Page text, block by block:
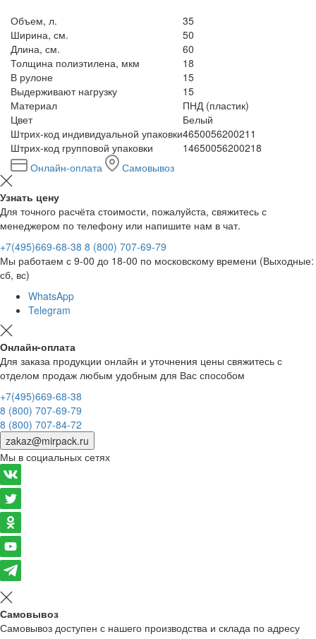
Объем, л.
35
Ширина, см.
50
Длина, см.
60
Толщина полиэтилена, мкм
18
В рулоне
15
Выдерживают нагрузку
15
Материал
ПНД (пластик)
Цвет
Белый
Штрих-код индивидуальной упаковки4650056200211
Штрих-код групповой упаковки
14650056200218
Онлайн-оплата
Самовывоз
Узнать цену
Для точного расчёта стоимости, пожалуйста, свяжитесь с
менеджером по телефону или напишите нам в чат.
+7(495)669-68-38 8 (800) 707-69-79
Мы работаем с 9-00 до 18-00 по московскому времени (Выходные:
сб, вс)
WhatsApp
Telegram
Онлайн-оплата
Для заказа продукции онлайн и уточнения цены свяжитесь с
отделом продаж любым удобным для Вас способом
+7(495)669-68-38
8 (800) 707-69-79
8 (800) 707-84-72
zakaz@mirpack.ru
Мы в социальных сетях
Самовывоз
Самовывоз доступен с нашего производства и склада по адресу